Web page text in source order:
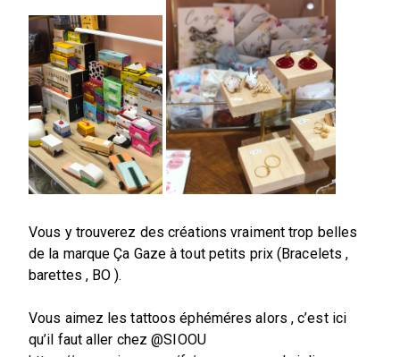
Vous y trouverez des créations vraiment trop belles
de la marque Ça Gaze à tout petits prix (Bracelets ,
barettes , BO ).
Vous aimez les tattoos éphéméres alors , c’est ici
qu’il faut aller chez @SIOOU